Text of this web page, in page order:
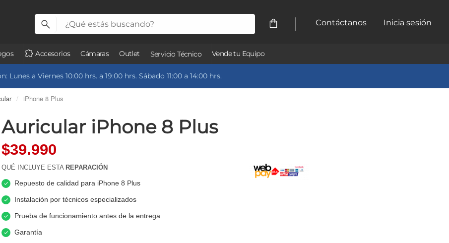
Contáctanos Inicia sesión
Accesorios Cámaras Outlet Servicio Técnico Vende tu Equipo
Lunes a Viernes 10:00 hrs. a 19:00 hrs. Sábado 11:00 a 14:00 hrs.
/ iPhone 8 Plus
Auricular iPhone 8 Plus
$39.990
QUÉ INCLUYE ESTA REPARACIÓN
Repuesto de calidad para iPhone 8 Plus
Instalación por técnicos especializados
Prueba de funcionamiento antes de la entrega
Garantía